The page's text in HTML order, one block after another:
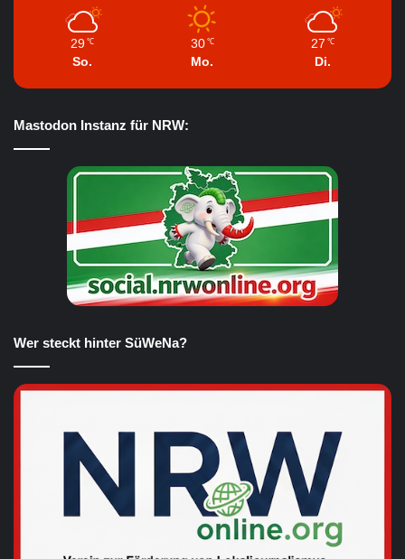
29 ℃
So.
30 ℃
Mo.
27 ℃
Di.
Mastodon Instanz für NRW:
Wer steckt hinter SüWeNa?